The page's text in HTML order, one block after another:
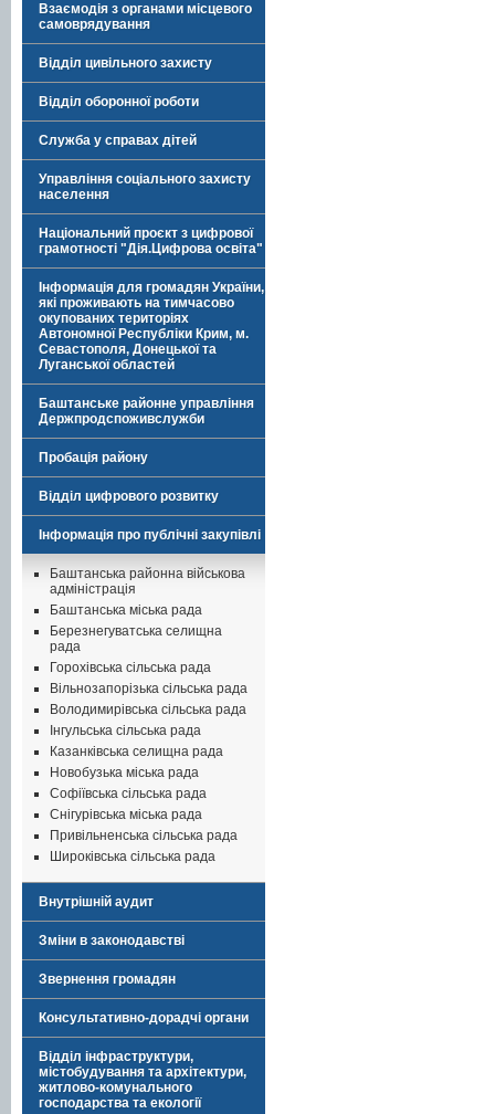
Взаємодія з органами місцевого
самоврядування
Відділ цивільного захисту
Відділ оборонної роботи
Служба у справах дітей
Управління соціального захисту
населення
Національний проєкт з цифрової
грамотності "Дія.Цифрова освіта"
Інформація для громадян України,
які проживають на тимчасово
окупованих територіях
Автономної Республіки Крим, м.
Севастополя, Донецької та
Луганської областей
Баштанське районне управління
Держпродспоживслужби
Пробація району
Відділ цифрового розвитку
Інформація про публічні закупівлі
Баштанська районна військова
адміністрація
Баштанська міська рада
Березнегуватська селищна
рада
Горохівська сільська рада
Вільнозапорізька сільська рада
Володимирівська сільська рада
Інгульська сільська рада
Казанківська селищна рада
Новобузька міська рада
Софіївська сільська рада
Снігурівська міська рада
Привільненська сільська рада
Широківська сільська рада
Внутрішній аудит
Зміни в законодавстві
Звернення громадян
Консультативно-дорадчі органи
Відділ інфраструктури,
містобудування та архітектури,
житлово-комунального
господарства та екології